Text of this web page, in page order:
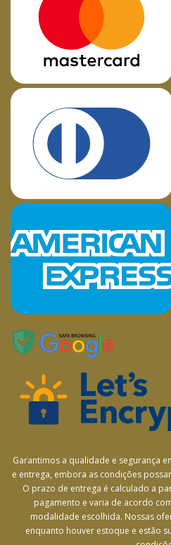
Garantimos a qualidade e segurança
e entrega, embora as condições
O prazo de entrega é calculado a
pagamento e varia de acordo
modalidade escolhida. Nossas
enquanto houver estoque e estão